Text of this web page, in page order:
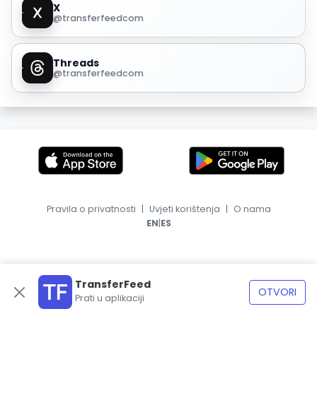
X
@transferfeedcom
Threads
@transferfeedcom
TransferFeed
Prati u aplikaciji OTVORI
Pravila o privatnosti | Uvjeti korištenja | O nama
EN|ES